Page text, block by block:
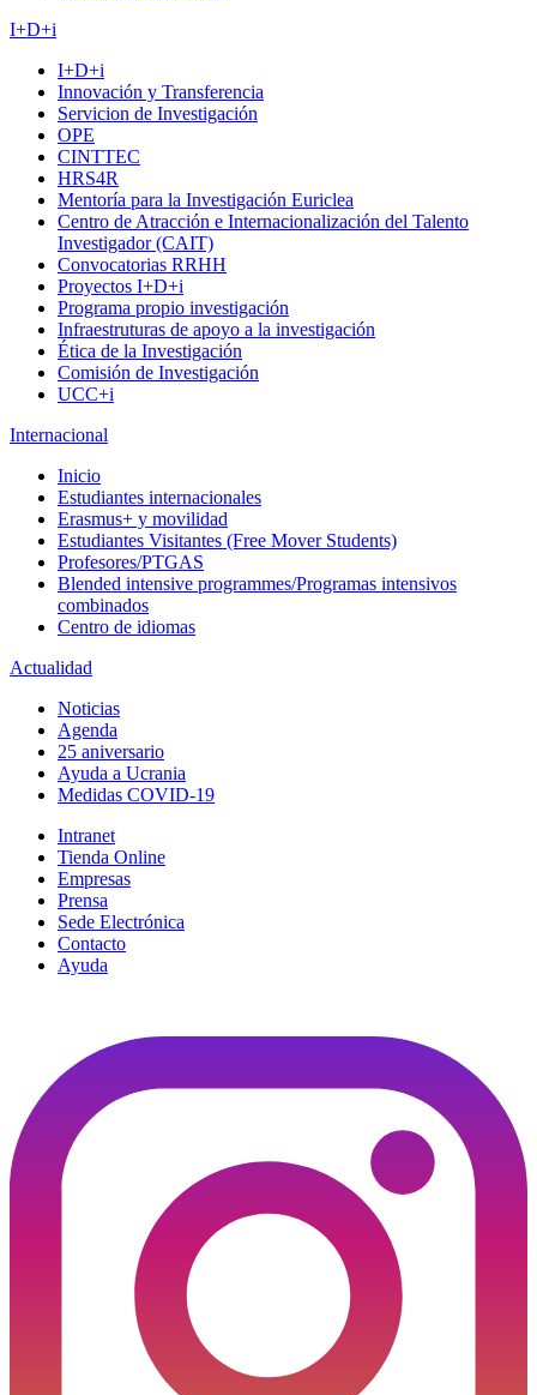
I+D+i
I+D+i
Innovación y Transferencia
Servicion de Investigación
OPE
CINTTEC
HRS4R
Mentoría para la Investigación Euriclea
Centro de Atracción e Internacionalización del Talento
Investigador (CAIT)
Convocatorias RRHH
Proyectos I+D+i
Programa propio investigación
Infraestruturas de apoyo a la investigación
Ética de la Investigación
Comisión de Investigación
UCC+i
Internacional
Inicio
Estudiantes internacionales
Erasmus+ y movilidad
Estudiantes Visitantes (Free Mover Students)
Profesores/PTGAS
Blended intensive programmes/Programas intensivos
combinados
Centro de idiomas
Actualidad
Noticias
Agenda
25 aniversario
Ayuda a Ucrania
Medidas COVID-19
Intranet
Tienda Online
Empresas
Prensa
Sede Electrónica
Contacto
Ayuda